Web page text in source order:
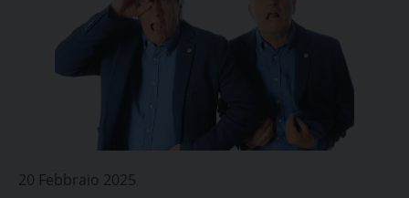
20 Febbraio 2025